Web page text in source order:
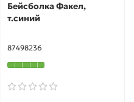
Бейсболка Факел,
т.синий
87498236